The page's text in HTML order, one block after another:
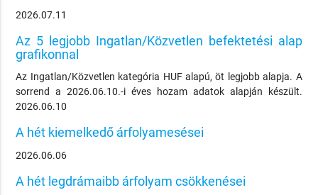
2026.07.11
Az 5 legjobb Ingatlan/Közvetlen befektetési alap
grafikonnal
Az Ingatlan/Közvetlen kategória HUF alapú, öt legjobb alapja. A
sorrend a 2026.06.10.-i éves hozam adatok alapján készült.
2026.06.10
A hét kiemelkedő árfolyamesései
2026.06.06
A hét legdrámaibb árfolyam csökkenései